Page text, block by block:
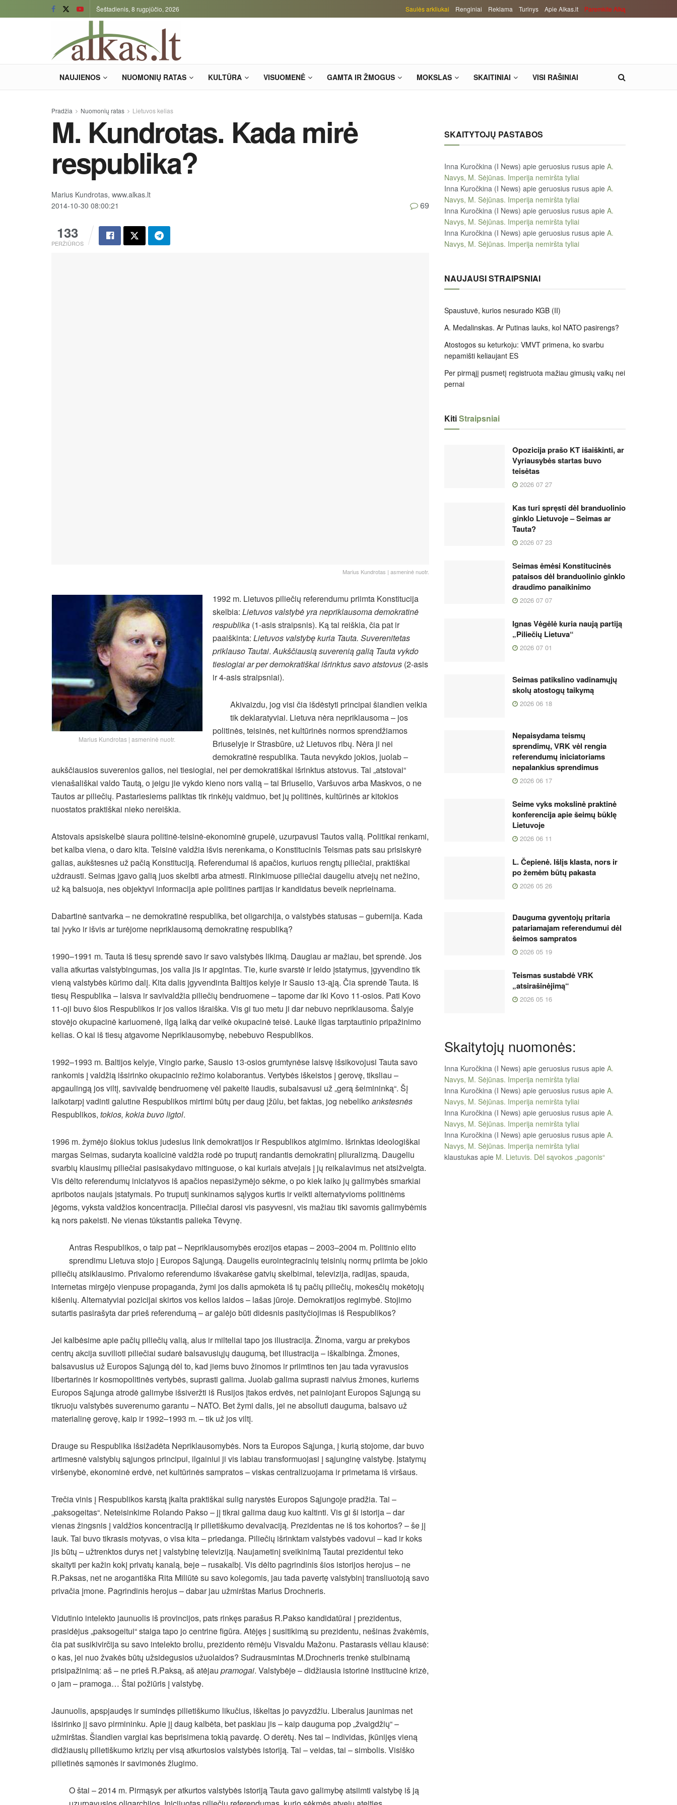
Šeštadienis, 8 rugpjūčio, 2026 Saulės arkliukai Renginiai Reklama Turinys Apie Alkas.lt Paremkite Alką
NAUJIENOS NUOMONIŲ RATAS KULTŪRA VISUOMENĖ GAMTA IR ŽMOGUS MOKSLAS SKAITINIAI VISI RAŠINIAI
Pradžia Nuomonių ratas Lietuvos kelias
M. Kundrotas. Kada mirė
respublika?
Marius Kundrotas, www.alkas.lt
2014-10-30 08:00:21
133
PERŽIŪROS
69
Marius Kundrotas | asmeninė nuotr.
Marius Kundrotas | asmeninė nuotr.
1992 m. Lietuvos piliečių referendumu priimta Konstitucija
skelbia: Lietuvos valstybė yra nepriklausoma demokratinė
respublika (1-asis straipsnis). Ką tai reiškia, čia pat ir
paaiškinta: Lietuvos valstybę kuria Tauta. Suverenitetas
priklauso Tautai.Aukščiausią suverenią galią Tauta vykdo
tiesiogiai ar per demokratiškai išrinktus savo atstovus (2-asis
ir 4-asis straipsniai).
Akivaizdu, jog visi čia išdėstyti principai šiandien veikia
tik deklaratyviai. Lietuva nėra nepriklausoma – jos
politinės, teisinės, net kultūrinės normos sprendžiamos
Briuselyje ir Strasbūre, už Lietuvos ribų. Nėra ji nei
demokratinė respublika. Tauta nevykdo jokios, juolab –
aukščiausios suverenios galios, nei tiesiogiai, nei per demokratiškai išrinktus atstovus. Tai „atstovai“
vienašališkai valdo Tautą, o jeigu jie vykdo kieno nors valią – tai Briuselio, Varšuvos arba Maskvos, o ne
Tautos ar piliečių. Pastariesiems paliktas tik rinkėjų vaidmuo, bet jų politinės, kultūrinės ar kitokios
nuostatos praktiškai nieko nereiškia.
Atstovais apsiskelbė siaura politinė-teisinė-ekonominė grupelė, uzurpavusi Tautos valią. Politikai renkami,
bet kalba viena, o daro kita. Teisinė valdžia išvis nerenkama, o Konstitucinis Teismas pats sau prisiskyrė
galias, aukštesnes už pačią Konstituciją. Referendumai iš apačios, kuriuos rengtų piliečiai, praktiškai
uždrausti. Seimas įgavo galią juos skelbti arba atmesti. Rinkimuose piliečiai daugeliu atvejų net nežino,
už ką balsuoja, nes objektyvi informacija apie politines partijas ir kandidatus beveik neprieinama.
Dabartinė santvarka – ne demokratinė respublika, bet oligarchija, o valstybės statusas – gubernija. Kada
tai įvyko ir išvis ar turėjome nepriklausomą demokratinę respubliką?
1990–1991 m. Tauta iš tiesų sprendė savo ir savo valstybės likimą. Daugiau ar mažiau, bet sprendė. Jos
valia atkurtas valstybingumas, jos valia jis ir apgintas. Tie, kurie svarstė ir leido įstatymus, įgyvendino tik
vieną valstybės kūrimo dalį. Kita dalis įgyvendinta Baltijos kelyje ir Sausio 13-ąją. Čia sprendė Tauta. Iš
tiesų Respublika – laisva ir savivaldžia piliečių bendruomene – tapome dar iki Kovo 11-osios. Pati Kovo
11-oji buvo šios Respublikos ir jos valios išraiška. Vis gi tuo metu ji dar nebuvo nepriklausoma. Šalyje
stovėjo okupacinė kariuomenė, ilgą laiką dar veikė okupacinė teisė. Laukė ilgas tarptautinio pripažinimo
kelias. O kai iš tiesų atgavome Nepriklausomybę, nebebuvo Respublikos.
1992–1993 m. Baltijos kelyje, Vingio parke, Sausio 13-osios grumtynėse laisvę išsikovojusi Tauta savo
rankomis į valdžią išsirinko okupacinio režimo kolaborantus. Vertybės iškeistos į gerovę, tiksliau –
apgaulingą jos viltį, savivaldę bendruomenę vėl pakeitė liaudis, subalsavusi už „gerą šeimininką“. Šį
laikotarpį vadinti galutine Respublikos mirtimi būtų per daug įžūlu, bet faktas, jog nebelikoankstesnės
Respublikos, tokios, kokia buvo ligtol.
1996 m. žymėjo šiokius tokius judesius link demokratijos ir Respublikos atgimimo. Išrinktas ideologiškai
margas Seimas, sudaryta koalicinė valdžia rodė po truputį randantis demokratinį pliuralizmą. Daugeliu
svarbių klausimų piliečiai pasisakydavo mitinguose, o kai kuriais atvejais į jų reikalavimus net atsižvelgta.
Vis dėlto referendumų iniciatyvos iš apačios nepasižymėjo sėkme, o po kiek laiko jų galimybės smarkiai
apribotos naujais įstatymais. Po truputį sunkinamos sąlygos kurtis ir veikti alternatyvioms politinėms
jėgoms, vyksta valdžios koncentracija. Piliečiai darosi vis pasyvesni, vis mažiau tiki savomis galimybėmis
ką nors pakeisti. Ne vienas tūkstantis palieka Tėvynę.
Antras Respublikos, o taip pat – Nepriklausomybės erozijos etapas – 2003–2004 m. Politinio elito
sprendimu Lietuva stojo į Europos Sąjungą. Daugelis eurointegracinių teisinių normų priimta be jokio
piliečių atsiklausimo. Privalomo referendumo išvakarėse gatvių skelbimai, televizija, radijas, spauda,
internetas mirgėjo vienpuse propaganda, žymi jos dalis apmokėta iš tų pačių piliečių, mokesčių mokėtojų
kišenių. Alternatyviai pozicijai skirtos vos kelios laidos – lašas jūroje. Demokratijos regimybė. Stojimo
sutartis pasirašyta dar prieš referendumą – ar galėjo būti didesnis pasityčiojimas iš Respublikos?
Jei kalbėsime apie pačių piliečių valią, alus ir milteliai tapo jos iliustracija. Žinoma, vargu ar prekybos
centrų akcija suvilioti piliečiai sudarė balsavusiųjų daugumą, bet iliustracija – iškalbinga. Žmones,
balsavusius už Europos Sąjungą dėl to, kad jiems buvo žinomos ir priimtinos ten jau tada vyravusios
libertarinės ir kosmopolitinės vertybės, suprasti galima. Juolab galima suprasti naivius žmones, kuriems
Europos Sąjunga atrodė galimybe išsiveržti iš Rusijos įtakos erdvės, net painiojant Europos Sąjungą su
tikruoju valstybės suverenumo garantu – NATO. Bet žymi dalis, jei ne absoliuti dauguma, balsavo už
materialinę gerovę, kaip ir 1992–1993 m. – tik už jos viltį.
Drauge su Respublika išsižadėta Nepriklausomybės. Nors ta Europos Sąjunga, į kurią stojome, dar buvo
artimesnė valstybių sąjungos principui, ilgainiui ji vis labiau transformuojasi į sąjunginę valstybę. Įstatymų
viršenybė, ekonominė erdvė, net kultūrinės sampratos – viskas centralizuojama ir primetama iš viršaus.
Trečia vinis į Respublikos karstą įkalta praktiškai sulig narystės Europos Sąjungoje pradžia. Tai –
„paksogeitas“. Neteisinkime Rolando Pakso – jį tikrai galima daug kuo kaltinti. Vis gi ši istorija – dar
vienas žingsnis į valdžios koncentraciją ir pilietiškumo devalvaciją. Prezidentas ne iš tos kohortos? – še jį
lauk. Tai buvo tikrasis motyvas, o visa kita – priedanga. Piliečių išrinktam valstybės vadovui – kad ir koks
jis būtų – užtrenktos durys net į valstybinę televiziją. Naujametinį sveikinimą Tautai prezidentui teko
skaityti per kažin kokį privatų kanalą, beje – rusakalbį. Vis dėlto pagrindinis šios istorijos herojus – ne
R.Paksas, net ne arogantiška Rita Miliūtė su savo kolegomis, jau tada pavertę valstybinį transliuotoją savo
privačia įmone. Pagrindinis herojus – dabar jau užmirštas Marius Drochneris.
Vidutinio intelekto jaunuolis iš provincijos, pats rinkęs parašus R.Pakso kandidatūrai į prezidentus,
prasidėjus „paksogeitui“ staiga tapo jo centrine figūra. Atėjęs į susitikimą su prezidentu, nešinas žvakėmis,
čia pat susikivirčija su savo intelekto broliu, prezidento rėmėju Visvaldu Mažonu. Pastarasis vėliau klausė:
o kas, jei nuo žvakės būtų užsidegusios užuolaidos? Sudrausmintas M.Drochneris trenkė stulbinamą
prisipažinimą: aš – ne prieš R.Paksą, aš atėjau pramogai. Valstybėje – didžiausia istorinė institucinė krizė,
o jam – pramoga… Štai požiūris į valstybę.
Jaunuolis, apspjaudęs ir sumindęs pilietiškumo likučius, iškeltas jo pavyzdžiu. Liberalus jaunimas net
išsirinko jį savo pirmininku. Apie jį daug kalbėta, bet paskiau jis – kaip dauguma pop „žvaigdžių“ –
užmirštas. Šiandien vargiai kas beprisimena tokią pavardę. O derėtų. Nes tai – individas, įkūnijęs vieną
didžiausių pilietiškumo krizių per visą atkurtosios valstybės istoriją. Tai – veidas, tai – simbolis. Visiško
pilietinės sąmonės ir savimonės žlugimo.
O štai – 2014 m. Pirmąsyk per atkurtos valstybės istoriją Tauta gavo galimybę atsiimti valstybę iš ją
SKAITYTOJŲ PASTABOS
Inna Kuročkina (I News) apie geruosius rusus apie A.
Navys, M. Sėjūnas. Imperija nemiršta tyliai
Inna Kuročkina (I News) apie geruosius rusus apie A.
Navys, M. Sėjūnas. Imperija nemiršta tyliai
Inna Kuročkina (I News) apie geruosius rusus apie A.
Navys, M. Sėjūnas. Imperija nemiršta tyliai
Inna Kuročkina (I News) apie geruosius rusus apie A.
Navys, M. Sėjūnas. Imperija nemiršta tyliai
NAUJAUSI STRAIPSNIAI
Spaustuvė, kurios nesurado KGB (II)
A. Medalinskas. Ar Putinas lauks, kol NATO pasirengs?
Atostogos su keturkoju: VMVT primena, ko svarbu
nepamišti keliaujant ES
Per pirmąjį pusmetį registruota mažiau gimusių vaikų nei
pernai
KitiStraipsniai
Opozicija prašo KT išaiškinti, ar
Vyriausybės startas buvo
teisėtas
2026 07 27
Kas turi spręsti dėl branduolinio
ginklo Lietuvoje – Seimas ar
Tauta?
2026 07 23
Seimas ėmėsi Konstitucinės
pataisos dėl branduolinio ginklo
draudimo panaikinimo
2026 07 07
Ignas Vėgėlė kuria naują partiją
„Piliečių Lietuva“
2026 07 01
Seimas patikslino vadinamųjų
skolų atostogų taikymą
2026 06 18
Nepaisydama teismų
sprendimų, VRK vėl rengia
referendumų iniciatoriams
nepalankius sprendimus
2026 06 17
Seime vyks mokslinė praktinė
konferencija apie šeimų būklę
Lietuvoje
2026 06 11
L. Čepienė. Išlįs klasta, nors ir
po žemėm būtų pakasta
2026 05 26
Dauguma gyventojų pritaria
patariamajam referendumui dėl
šeimos sampratos
2026 05 19
Teismas sustabdė VRK
„atsirašinėjimą“
2026 05 16
Skaitytojų nuomonės:
Inna Kuročkina (I News) apie geruosius rusus apie A.
Navys, M. Sėjūnas. Imperija nemiršta tyliai
Inna Kuročkina (I News) apie geruosius rusus apie A.
Navys, M. Sėjūnas. Imperija nemiršta tyliai
Inna Kuročkina (I News) apie geruosius rusus apie A.
Navys, M. Sėjūnas. Imperija nemiršta tyliai
Inna Kuročkina (I News) apie geruosius rusus apie A.
Navys, M. Sėjūnas. Imperija nemiršta tyliai
klaustukas apie M. Lietuvis. Dėl sąvokos „pagonis“